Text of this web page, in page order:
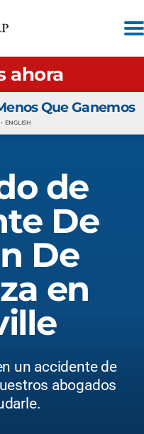
ahora
Que Ganemos
ENGLISH
de
De
De
en
un accidente de
abogados